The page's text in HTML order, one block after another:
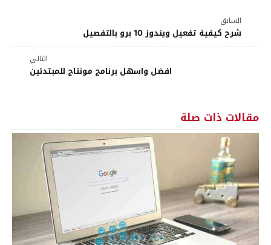
السابق
شرح كيفية تفعيل ويندوز 10 برو بالتفصيل
التالي
افضل واسهل برنامج مونتاج للمبتدئين
مقالات ذات صلة